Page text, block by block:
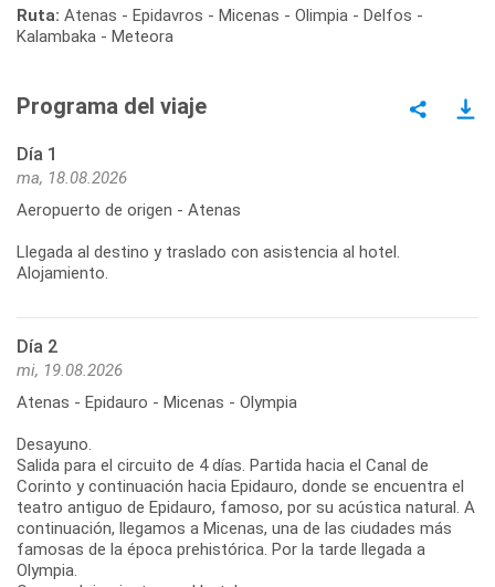
Ruta: Atenas - Epidavros - Micenas - Olimpia - Delfos -
Kalambaka - Meteora
Programa del viaje
Día 1
ma, 18.08.2026
Aeropuerto de origen - Atenas
Llegada al destino y traslado con asistencia al hotel.
Alojamiento.
Día 2
mi, 19.08.2026
Atenas - Epidauro - Micenas - Olympia
Desayuno.
Salida para el circuito de 4 días. Partida hacia el Canal de
Corinto y continuación hacia Epidauro, donde se encuentra el
teatro antiguo de Epidauro, famoso, por su acústica natural. A
continuación, llegamos a Micenas, una de las ciudades más
famosas de la época prehistórica. Por la tarde llegada a
Olympia.